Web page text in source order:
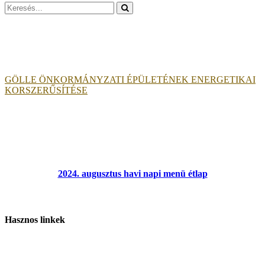
Search
for:
GÖLLE ÖNKORMÁNYZATI ÉPÜLETÉNEK ENERGETIKAI
KORSZERŰSÍTÉSE
2024. augusztus havi napi menü étlap
Hasznos linkek